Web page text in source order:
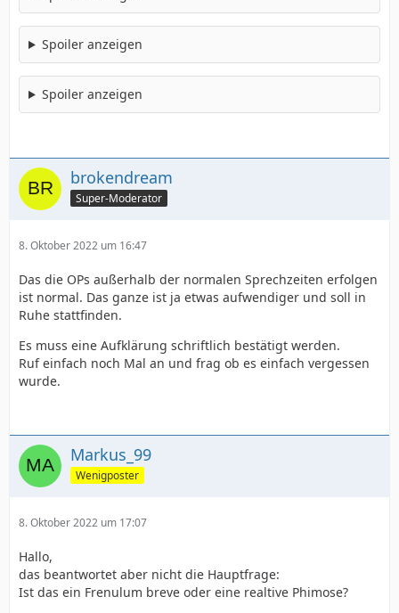
Spoiler anzeigen
Spoiler anzeigen
brokendream
Super-Moderator
8. Oktober 2022 um 16:47
Das die OPs außerhalb der normalen Sprechzeiten erfolgen
ist normal. Das ganze ist ja etwas aufwendiger und soll in
Ruhe stattfinden.
Es muss eine Aufklärung schriftlich bestätigt werden.
Ruf einfach noch Mal an und frag ob es einfach vergessen
wurde.
Markus_99
Wenigposter
8. Oktober 2022 um 17:07
Hallo,
das beantwortet aber nicht die Hauptfrage:
Ist das ein Frenulum breve oder eine realtive Phimose?